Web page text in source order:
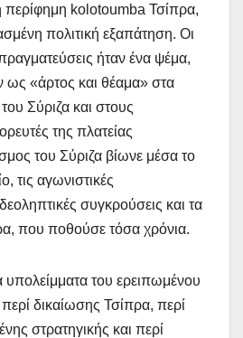
περίφημη kolotoumba Τσίπρα,
πολιτική εξαπάτηση. Οι
ήταν ένα ψέμα,
«άρτος και θέαμα» στα
Σύριζα και στους
της πλατείας
του Σύριζα βίωνε μέσα το
τις αγωνιστικές
συγκρούσεις και τα
που ποθούσε τόσα χρόνια.
υπολείμματα του ερειπωμένου
δικαίωσης Τσίπρα, περί
στρατηγικής και περί